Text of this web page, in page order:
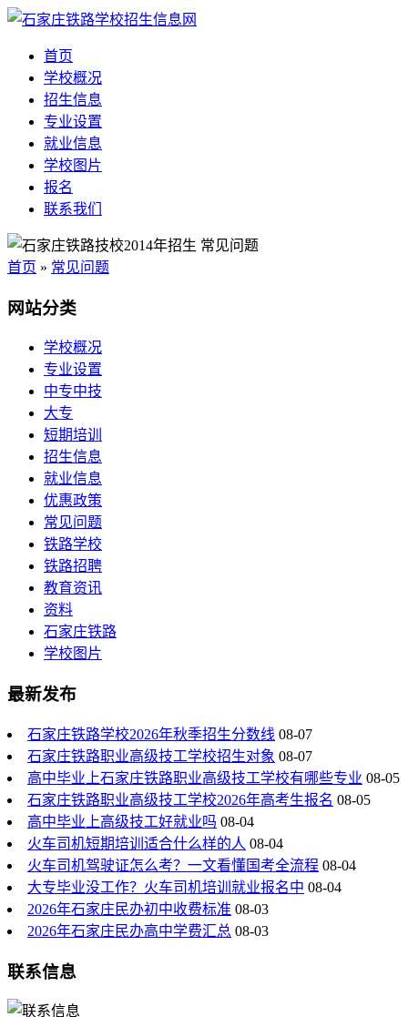
首页
学校概况
招生信息
专业设置
就业信息
学校图片
报名
联系我们
首页 » 常见问题
网站分类
学校概况
专业设置
中专中技
大专
短期培训
招生信息
就业信息
优惠政策
常见问题
铁路学校
铁路招聘
教育资讯
资料
石家庄铁路
学校图片
最新发布
石家庄铁路学校2026年秋季招生分数线 08-07
石家庄铁路职业高级技工学校招生对象 08-07
高中毕业上石家庄铁路职业高级技工学校有哪些专业 08-05
石家庄铁路职业高级技工学校2026年高考生报名 08-05
高中毕业上高级技工好就业吗 08-04
火车司机短期培训适合什么样的人 08-04
火车司机驾驶证怎么考？一文看懂国考全流程 08-04
大专毕业没工作？火车司机培训就业报名中 08-04
2026年石家庄民办初中收费标准 08-03
2026年石家庄民办高中学费汇总 08-03
联系信息